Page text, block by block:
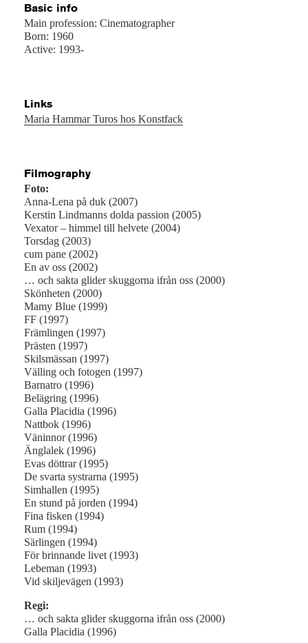
Basic info
Main profession: Cinematographer
Born: 1960
Active: 1993-
Links
Maria Hammar Turos hos Konstfack
Filmography
Foto:
Anna-Lena på duk (2007)
Kerstin Lindmanns dolda passion (2005)
Vexator – himmel till helvete (2004)
Torsdag (2003)
cum pane (2002)
En av oss (2002)
… och sakta glider skuggorna ifrån oss (2000)
Skönheten (2000)
Mamy Blue (1999)
FF (1997)
Främlingen (1997)
Prästen (1997)
Skilsmässan (1997)
Välling och fotogen (1997)
Barnatro (1996)
Belägring (1996)
Galla Placidia (1996)
Nattbok (1996)
Väninnor (1996)
Änglalek (1996)
Evas döttrar (1995)
De svarta systrarna (1995)
Simhallen (1995)
En stund på jorden (1994)
Fina fisken (1994)
Rum (1994)
Särlingen (1994)
För brinnande livet (1993)
Lebeman (1993)
Vid skiljevägen (1993)
Regi:
… och sakta glider skuggorna ifrån oss (2000)
Galla Placidia (1996)